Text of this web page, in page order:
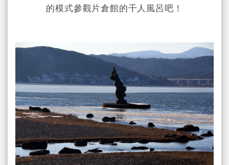
的模式參觀片倉館的千人風呂吧！